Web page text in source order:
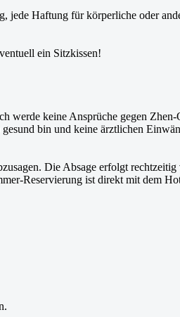
Haftung für körperliche oder
ein Sitzkissen!
keine Ansprüche gegen
bin und keine ärztlichen
Die Absage erfolgt
Reservierung ist direkt mit dem